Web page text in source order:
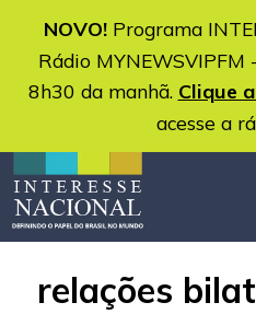
NOVO!Programa
Rádio MYNEWSVIPFM
8h30 da manhã. Clique
acesse a
relações